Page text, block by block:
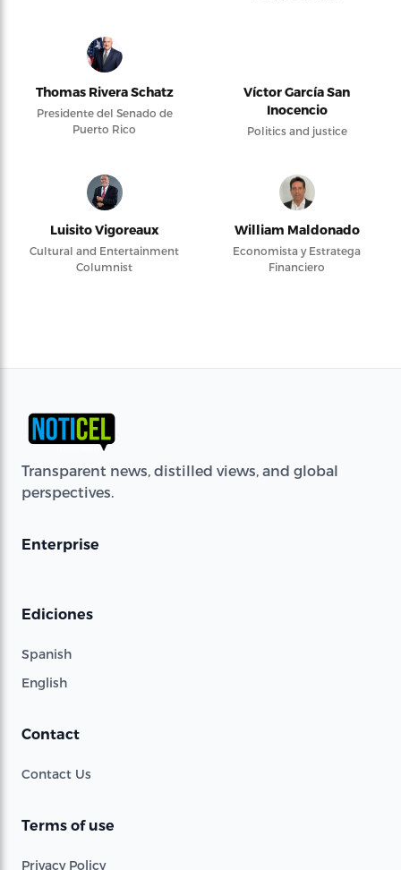
Thomas Rivera Schatz
Presidente del Senado de
Puerto Rico
Víctor García San
Inocencio
Politics and justice
Luisito Vigoreaux
Cultural and Entertainment
Columnist
William Maldonado
Economista y Estratega
Financiero
Transparent news, distilled views, and global
perspectives.
Enterprise
Ediciones
Spanish
English
Contact
Contact Us
Terms of use
Privacy Policy